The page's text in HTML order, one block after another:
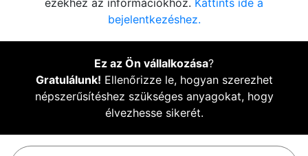
ezekhez az információkhoz. Kattints ide a
bejelentkezéshez.
Ez az Ön vállalkozása?
Gratulálunk! Ellenőrizze le, hogyan szerezhet
népszerűsítéshez szükséges anyagokat, hogy
élvezhesse sikerét.